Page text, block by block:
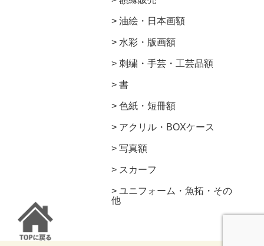
油絵・日本画額
水彩・版画額
刺繍・手芸・工芸品額
書
色紙・短冊額
アクリル・BOXケース
写真額
スカーフ
ユニフォーム・魚拓・その
他